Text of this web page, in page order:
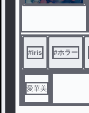
#iris #ホラー
愛華美